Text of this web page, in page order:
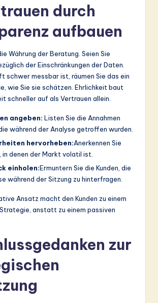
durch
aufbauen
Währung der Beratung. Seien Sie
der Einschränkungen der Daten.
schwer messbar ist, räumen Sie das ein
wie Sie sie schätzen. Ehrlichkeit baut
schneller auf als Vertrauen allein.
angeben: Listen Sie die Annahmen
während der Analyse getroffen wurden.
hervorheben:Anerkennen Sie
in denen der Markt volatil ist.
einholen:Ermuntern Sie die Kunden, die
während der Sitzung zu hinterfragen.
Ansatz macht den Kunden zu einem
anstatt zu einem passiven
zur